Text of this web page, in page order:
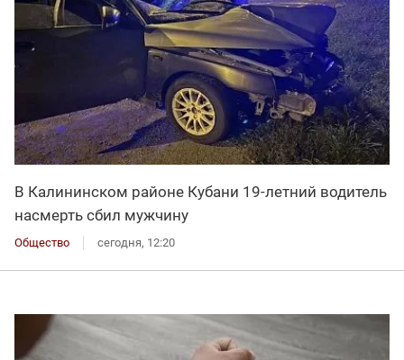
В Калининском районе Кубани 19-летний водитель
насмерть сбил мужчину
Общество сегодня, 12:20